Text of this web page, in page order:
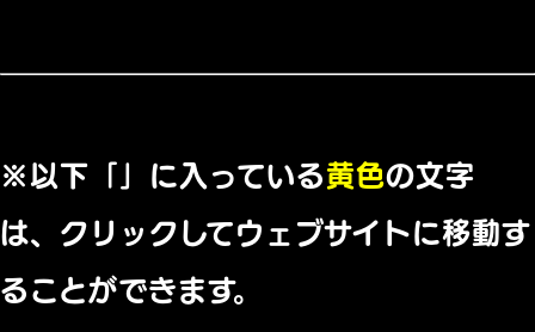
※以下「」に入っている黄色の文字
は、クリックしてウェブサイトに移動す
ることができます。